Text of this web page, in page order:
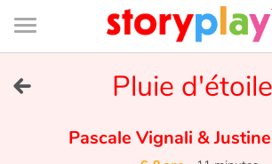
Connexion
Bibliothèque
de
page
Pluie
Pascale Vignali &